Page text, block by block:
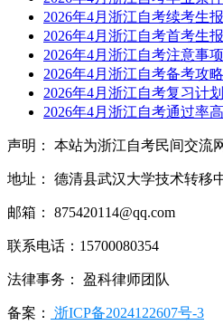
2026年4月浙江自考续考生
2026年4月浙江自考首考生
2026年4月浙江自考注意事项
2026年4月浙江自考备考攻略
2026年4月浙江自考复习计划
2026年4月浙江自考通过率
声明： 本站为浙江自考民间交流
地址： 德清县武汉大学技术转移
邮箱： 875420114@qq.com
联系电话：15700080354
法律事务： 盈科律师团队
备案： 浙ICP备2024122607号-3